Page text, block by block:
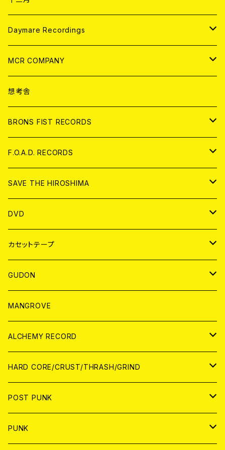
アパレル
ANALOG
CD
ANALOG
Daymare Recordings
CD
ANALOG
MCR COMPANY
CD
アパレル
ANALOG
想考舎
BRONS FIST RECORDS
CD
ANALOG
F.O.A.D. RECORDS
CD
ANALOG
SAVE THE HIROSHIMA
アパレル
BADGE
DVD
JAPAN
WORLD
カセットテープ
JAPAN
WORLD
GUDON
アパレル
PATCH
アナログ
DIGITAL CONTENTS
MANGROVE
ALCHEMY RECORD
CD
ANALOG
HARD CORE/CRUST/THRASH/GRIND
JAPAN
CD
WORLD
POST PUNK
CD
PUNK